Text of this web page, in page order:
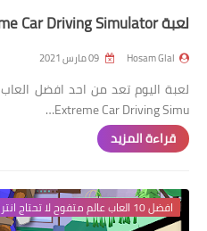
لعبة Extreme Car Driving Simulator
Hosam Glal
لعبة اليوم تعد من احد افضل
Extreme Car Driving Simu…
قراءة المزيد
افضل 10 العاب عالم متفوح لا تحتاج انترنت